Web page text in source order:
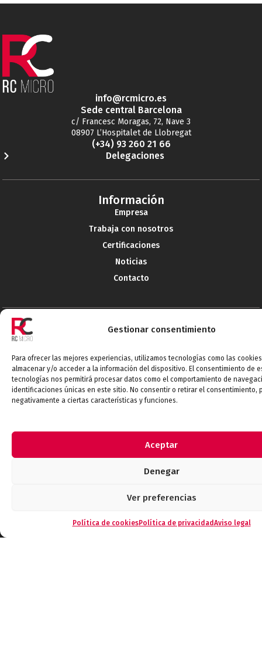
Gestionar consentimiento
Para ofrecer las mejores experiencias, utilizamos tecnologías como las
almacenar y/o acceder a la información del dispositivo. El consentimiento de
tecnologías nos permitirá procesar datos como el comportamiento de
identificaciones únicas en este sitio. No consentir o retirar el consentimiento,
negativamente a ciertas características y funciones.
Aceptar
Denegar
Ver preferencias
Política de cookiesPolítica de privacidadAviso legal
info@rcmicro.es
Sede central Barcelona
c/ Francesc Moragas, 72, Nave 3
08907 L’Hospitalet de Llobregat
(+34) 93 260 21 66
Delegaciones
Información
Empresa
Trabaja con nosotros
Certificaciones
Noticias
Contacto
Sectores
Automoción
Electromedicina
Electrónica de consumo
Defensa/Aeroespacial
Baterias
Conexionado